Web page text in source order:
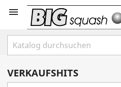

VERKAUFSHITS